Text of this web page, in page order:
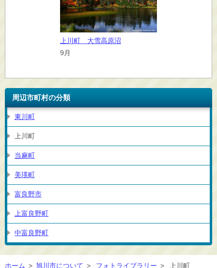
上川町 大雪高原沼
9月
周辺市町村の分類
東川町
上川町
当麻町
美瑛町
富良野市
上富良野町
中富良野町
ホーム > 旭川市について > フォトライブラリー > 上川町